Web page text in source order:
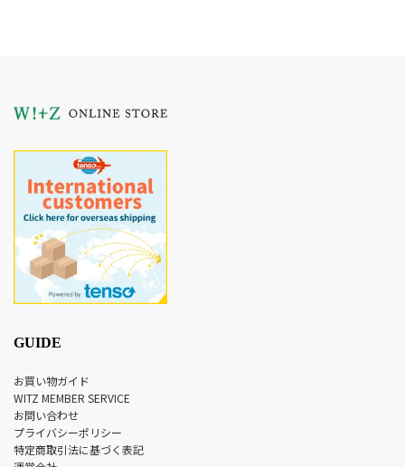
GUIDE
お買い物ガイド
WITZ MEMBER SERVICE
お問い合わせ
プライバシーポリシー
特定商取引法に基づく表記